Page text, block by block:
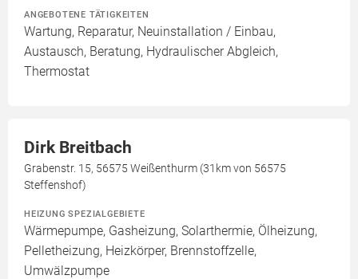
ANGEBOTENE TÄTIGKEITEN
Wartung, Reparatur, Neuinstallation / Einbau,
Austausch, Beratung, Hydraulischer Abgleich,
Thermostat
Dirk Breitbach
Grabenstr. 15, 56575 Weißenthurm (31km von 56575
Steffenshof)
HEIZUNG SPEZIALGEBIETE
Wärmepumpe, Gasheizung, Solarthermie, Ölheizung,
Pelletheizung, Heizkörper, Brennstoffzelle,
Umwälzpumpe